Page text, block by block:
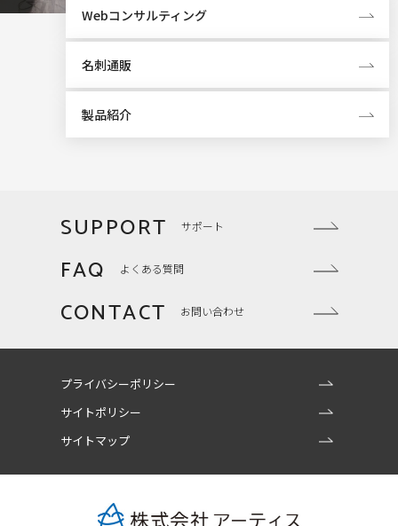
Webコンサルティング
名刺通販
製品紹介
SUPPORT サポート
FAQ よくある質問
CONTACT お問い合わせ
プライバシーポリシー
サイトポリシー
サイトマップ